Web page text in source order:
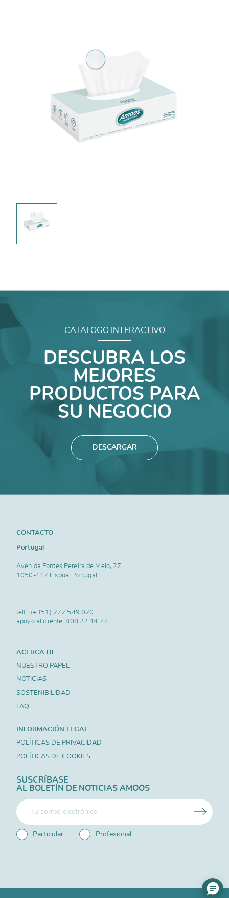
CATALOGO INTERACTIVO
DESCUBRA LOS
MEJORES
PRODUCTOS PARA
SU NEGOCIO
DESCARGAR
CONTACTO
Portugal
Avenida Fontes Pereira de Melo, 27
1050-117 Lisboa, Portugal
telf.. (+351) 272 549 020
apoyo al cliente.808 22 44 77
ACERCA DE
NUESTRO PAPEL
NOTICIAS
SOSTENIBILIDAD
FAQ
INFORMACIÓN LEGAL
POLÍTICAS DE PRIVACIDAD
POLÍTICAS DE COOKIES
SUSCRÍBASE
AL BOLETÍN DE NOTICIAS AMOOS
Particular Profesional